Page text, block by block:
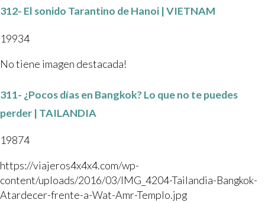
312- El sonido Tarantino de Hanoi | VIETNAM
19934
No tiene imagen destacada!
311- ¿Pocos días en Bangkok? Lo que no te puedes
perder | TAILANDIA
19874
https://viajeros4x4x4.com/wp-
content/uploads/2016/03/IMG_4204-Tailandia-Bangkok-
Atardecer-frente-a-Wat-Amr-Templo.jpg